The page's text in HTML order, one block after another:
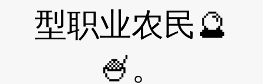
型职业农民🔮
🍧。